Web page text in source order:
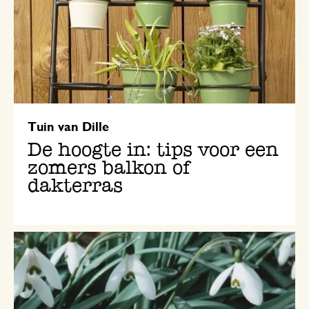
Tuin van Dille
De hoogte in: tips voor een
zomers balkon of
dakterras